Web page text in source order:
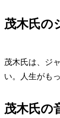
茂木氏の
茂木氏は、ジ
い。人生がも
茂木氏の